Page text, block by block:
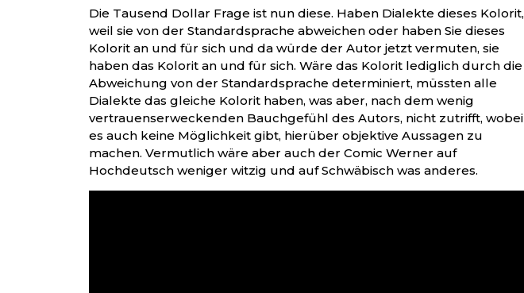
Die Tausend Dollar Frage ist nun diese. Haben Dialekte dieses Kolorit,
weil sie von der Standardsprache abweichen oder haben Sie dieses
Kolorit an und für sich und da würde der Autor jetzt vermuten, sie
haben das Kolorit an und für sich. Wäre das Kolorit lediglich durch die
Abweichung von der Standardsprache determiniert, müssten alle
Dialekte das gleiche Kolorit haben, was aber, nach dem wenig
vertrauenserweckenden Bauchgefühl des Autors, nicht zutrifft, wobei
es auch keine Möglichkeit gibt, hierüber objektive Aussagen zu
machen. Vermutlich wäre aber auch der Comic Werner auf
Hochdeutsch weniger witzig und auf Schwäbisch was anderes.